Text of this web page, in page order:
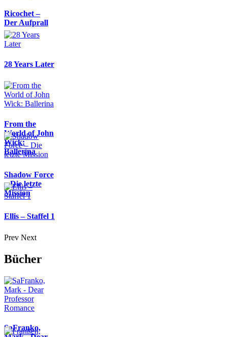
Ricochet –
Der Aufprall
28 Years Later
From the
World of John
Wick:
Ballerina
Shadow Force
– Die letzte
Mission
Ellis – Staffel 1
Prev Next
Bücher
SaFranko,